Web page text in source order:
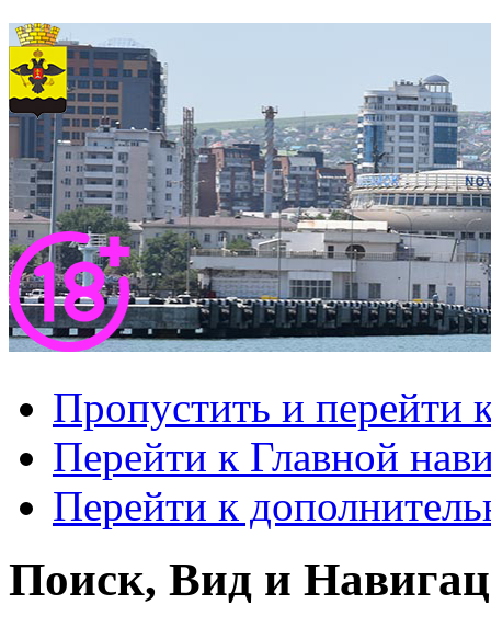
Пропустить и перейти
Перейти к Главной
Перейти к
Поиск, Вид и